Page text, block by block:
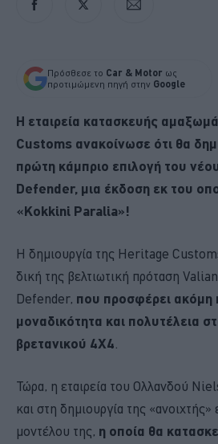
Πρόσθεσε το Car & Motor ως
προτιμώμενη πηγή στην Google
Η εταιρεία κατασκευής
Customs ανακοίνωσε ότι θα
πρώτη κάμπριο επιλογή του
Defender, μια έκδοση εκ του
«Kokkini Paralia»!
H δημιουργία της Heritage
δική της βελτιωτική πρόταση
Defender, που προσφέρει ακόμη
μοναδικότητα και πολυτέλεια
βρετανικού 4Χ4
Τώρα, η εταιρεία του Ολλανδού
και στη δημιουργία της
μοντέλου της, η οποία θα